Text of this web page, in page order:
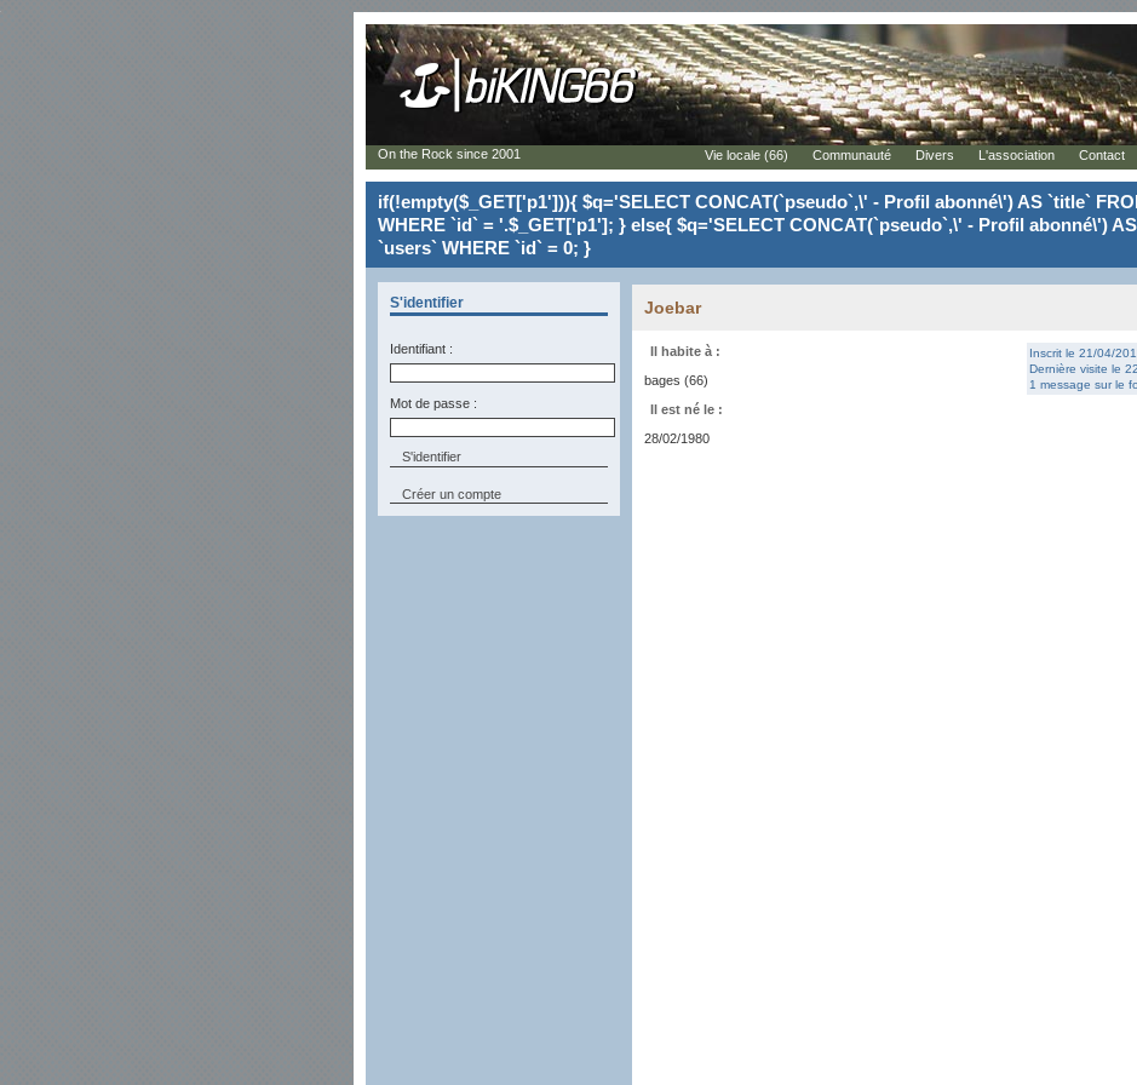
if(!empty($_GET['p1'])){ $q='SELECT CONCAT(`pseudo`,\' - Profil abonné\') AS `title`
WHERE `id` = '.$_GET['p1']; } else{ $q='SELECT CONCAT(`pseudo`,\' - Profil abonné\')
`users` WHERE `id` = 0; }
S'identifier
Identifiant :
Mot de passe :
Créer un compte
Joebar
Inscrit le 21/04/
Dernière visite le
1 message sur le
Il habite à :
bages (66)
Il est né le :
28/02/1980
On the Rock since 2001 Vie locale (66) Communauté Divers L'association Contact